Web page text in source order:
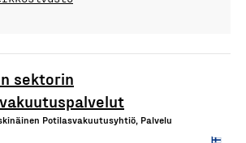
sektorin
Potilasvakuutusyhtiö, Palvelu